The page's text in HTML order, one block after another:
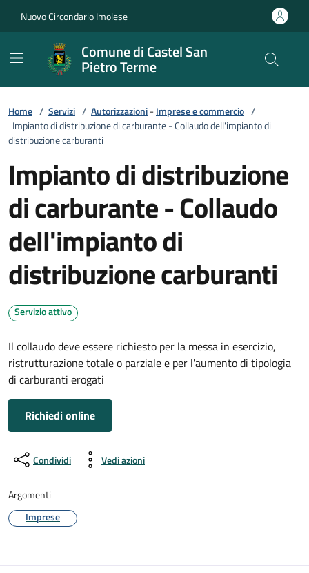
Nuovo Circondario Imolese
Comune di Castel San
Pietro Terme
Home / Servizi / Autorizzazioni-Imprese e commercio /
Impianto di distribuzione di carburante - Collaudo dell'impianto di
distribuzione carburanti
Impianto di distribuzione
di carburante - Collaudo
dell'impianto di
distribuzione carburanti
Servizio attivo
Il collaudo deve essere richiesto per la messa in esercizio,
ristrutturazione totale o parziale e per l'aumento di tipologia
di carburanti erogati
Richiedi online
Condividi Vedi azioni
Argomenti
Imprese